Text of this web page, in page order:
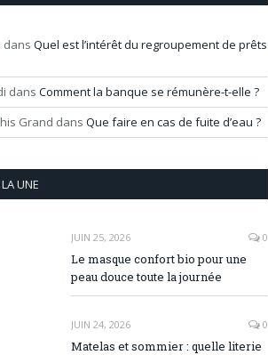
dans Quel est l’intérêt du regroupement de prêts
dans Comment la banque se rémunère-t-elle ?
Grand dans Que faire en cas de fuite d’eau ?
UNE
JUIN 25, 2026 0
Le masque confort bio pour une
peau douce toute la journée
JUIN 24, 2026 0
Matelas et sommier : quelle literie